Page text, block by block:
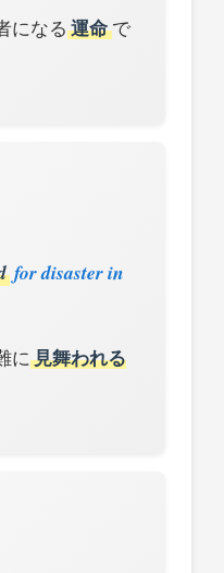
になる 運命で
for disaster in
に 見舞われる